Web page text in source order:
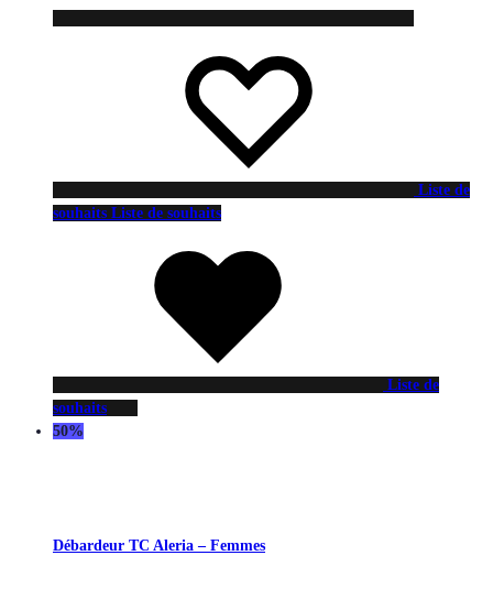
Liste de
souhaits Liste de souhaits
Liste de
souhaits
50%
Débardeur TC Aleria – Femmes